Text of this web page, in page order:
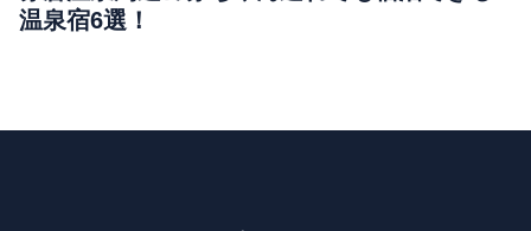
温泉宿6選！